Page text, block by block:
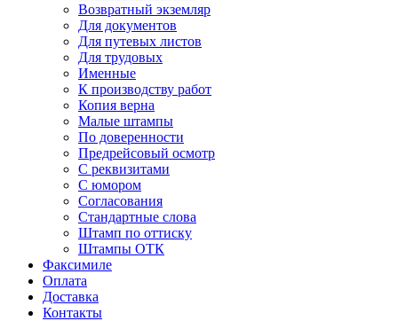
Возвратный экземляр
Для документов
Для путевых листов
Для трудовых
Именные
К производству работ
Копия верна
Малые штампы
По доверенности
Предрейсовый осмотр
С реквизитами
С юмором
Согласования
Стандартные слова
Штамп по оттиску
Штампы ОТК
Факсимиле
Оплата
Доставка
Контакты